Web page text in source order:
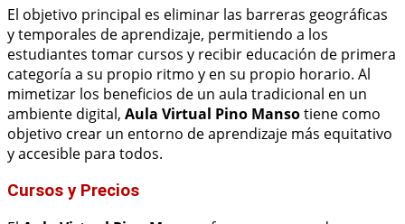
El objetivo principal es eliminar las barreras geográficas
y temporales de aprendizaje, permitiendo a los
estudiantes tomar cursos y recibir educación de primera
categoría a su propio ritmo y en su propio horario. Al
mimetizar los beneficios de un aula tradicional en un
ambiente digital, Aula Virtual Pino Mansotiene como
objetivo crear un entorno de aprendizaje más equitativo
y accesible para todos.
Cursos y Precios